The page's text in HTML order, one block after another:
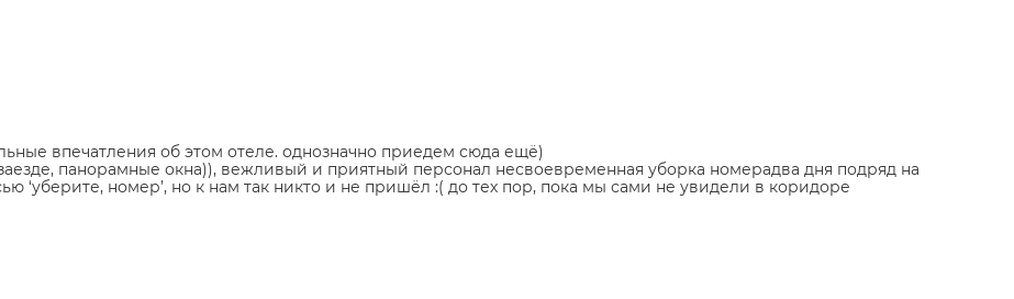
впечатления об этом отеле. однозначно приедем сюда ещё)
панорамные окна)), вежливый и приятный персонал несвоевременная уборка номерадва дня подряд на
‘уберите, номер’, но к нам так никто и не пришёл :( до тех пор, пока мы сами не увидели в коридоре